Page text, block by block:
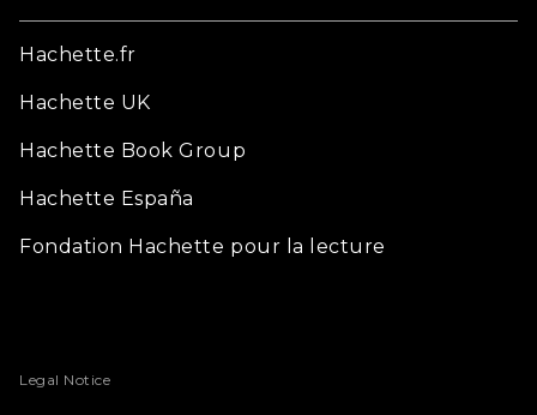
Hachette.fr
Hachette UK
Hachette Book Group
Hachette España
Fondation Hachette pour la lecture
Legal Notice